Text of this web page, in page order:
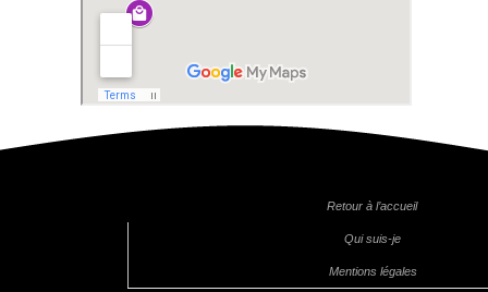
Retour à l’accueil
Qui suis-je
Mentions légales